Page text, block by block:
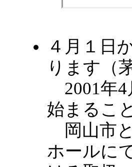
４月１日
ります（
2001年4
始まるこ
岡山市
ホールに